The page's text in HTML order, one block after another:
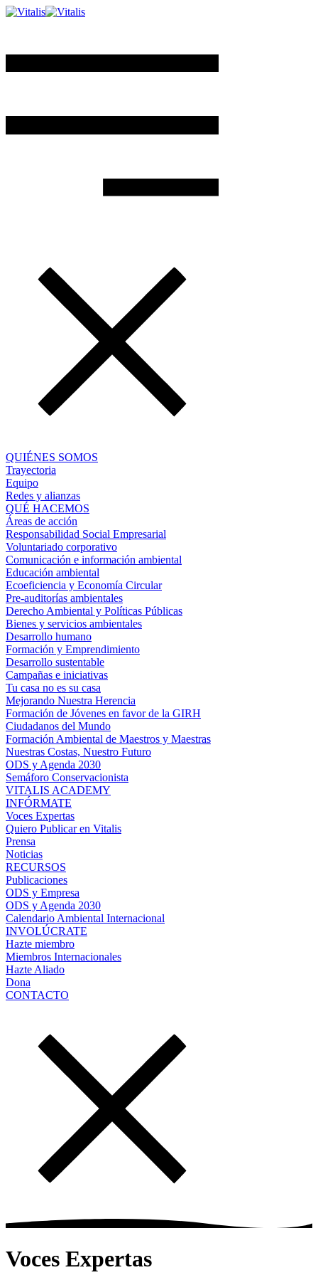
QUIÉNES SOMOS
Trayectoria
Equipo
Redes y alianzas
QUÉ HACEMOS
Áreas de acción
Responsabilidad Social Empresarial
Voluntariado corporativo
Comunicación e información ambiental
Educación ambiental
Ecoeficiencia y Economía Circular
Pre-auditorías ambientales
Derecho Ambiental y Políticas Públicas
Bienes y servicios ambientales
Desarrollo humano
Formación y Emprendimiento
Desarrollo sustentable
Campañas e iniciativas
Tu casa no es su casa
Mejorando Nuestra Herencia
Formación de Jóvenes en favor de la GIRH
Ciudadanos del Mundo
Formación Ambiental de Maestros y Maestras
Nuestras Costas, Nuestro Futuro
ODS y Agenda 2030
Semáforo Conservacionista
VITALIS ACADEMY
INFÓRMATE
Voces Expertas
Quiero Publicar en Vitalis
Prensa
Noticias
RECURSOS
Publicaciones
ODS y Empresa
ODS y Agenda 2030
Calendario Ambiental Internacional
INVOLÚCRATE
Hazte miembro
Miembros Internacionales
Hazte Aliado
Dona
CONTACTO
Voces Expertas